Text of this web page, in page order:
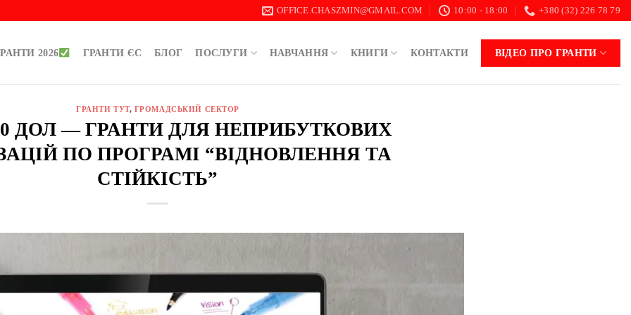
OFFICE.CHASZMIN@GMAIL.COM 10:00 - 18:00 +380 (32) 226 78 79
2026 ГРАНТИ ЄС БЛОГ ПОСЛУГИ НАВЧАННЯ КНИГИ КОНТАКТИ ВІДЕО ПРО ГРАНТИ
ГРАНТИ ТУТ, ГРОМАДСЬКИЙ СЕКТОР
ДОЛ — ГРАНТИ ДЛЯ НЕПРИБУТКОВИХ
ПО ПРОГРАМІ “ВІДНОВЛЕННЯ ТА
СТІЙКІСТЬ”